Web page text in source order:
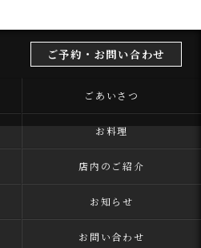
ご予約・お問い合わせ
ごあいさつ
お料理
店内のご紹介
お知らせ
お問い合わせ